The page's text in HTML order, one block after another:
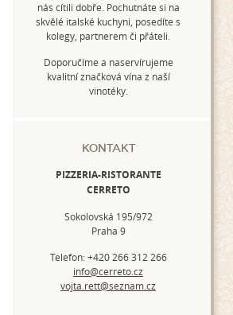
nás cítili dobře. Pochutnáte si na
skvělé italské kuchyni, posedíte s
kolegy, partnerem či přáteli.
Doporučíme a naservírujeme
kvalitní značková vína z naší
vinotéky.
Kontakt
PIZZERIA-RISTORANTE
CERRETO
Sokolovská 195/972
Praha 9
Telefon: +420 266 312 266
info@cerreto.cz
vojta.rett@seznam.cz